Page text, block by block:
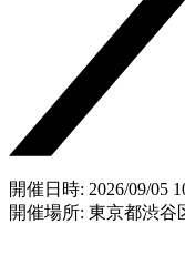
開催日時: 2026/09/05
開催場所: 東京都渋谷